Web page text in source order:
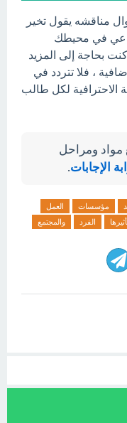
مناقشه يقول تخير
في محيطك
بحاجة إلى المزيد
، فلا تتردد في
الاحترافية لكل طالب
مواد ومراحل
الإجابات.
مؤسسات
العمل
الفرد والمجتمع